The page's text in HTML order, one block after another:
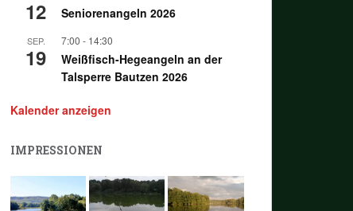
12 Seniorenangeln 2026
SEP.
19
7:00 - 14:30
Weißfisch-Hegeangeln an der
Talsperre Bautzen 2026
Kalender anzeigen
IMPRESSIONEN